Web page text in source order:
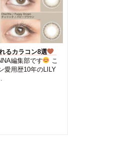
るカラコン8選
編集部です
こ
愛用歴10年のLILY